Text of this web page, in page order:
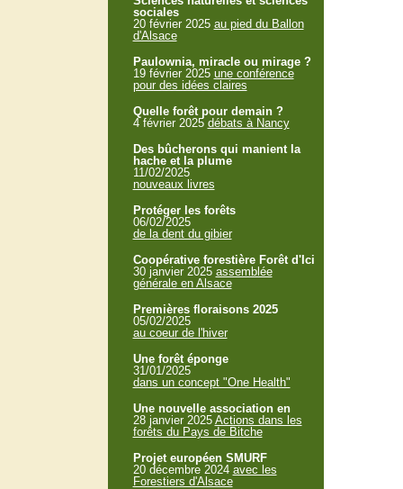
sociales
20 février 2025 au pied du Ballon
d'Alsace
Paulownia, miracle ou mirage ?
19 février 2025 une conférence
pour des idées claires
Quelle forêt pour demain ?
4 février 2025 débats à Nancy
Des bûcherons qui manient la
hache et la plume
11/02/2025
nouveaux livres
Protéger les forêts
06/02/2025
de la dent du gibier
Coopérative forestière Forêt d'Ici
30 janvier 2025 assemblée
générale en Alsace
Premières floraisons 2025
05/02/2025
au coeur de l'hiver
Une forêt éponge
31/01/2025
dans un concept "One Health"
Une nouvelle association en
28 janvier 2025 Actions dans les
forêts du Pays de Bitche
Projet européen SMURF
20 décembre 2024 avec les
Forestiers d'Alsace